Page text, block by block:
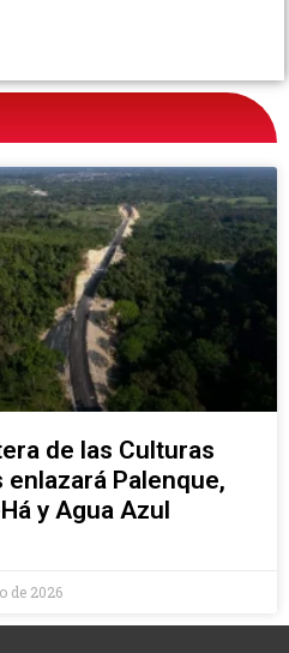
de las Culturas
enlazará Palenque,
y Agua Azul
de 2026